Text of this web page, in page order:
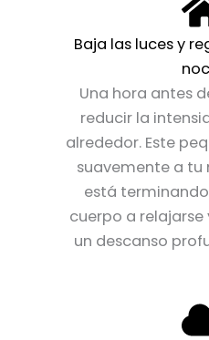
Baja las luces y
Una hora antes
reducir la
alrededor. Este
suavemente a tu
está
cuerpo a
un descanso